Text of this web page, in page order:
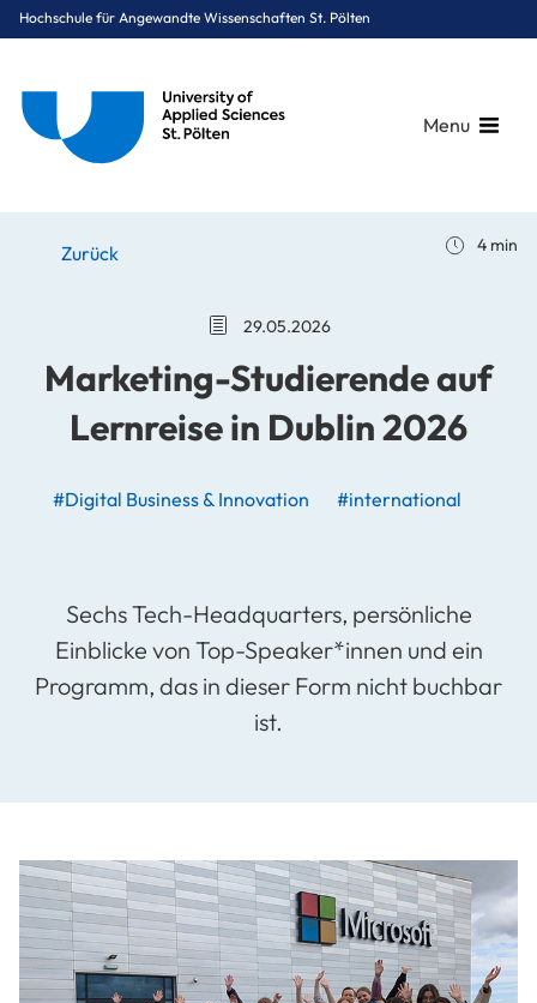
Hochschule für Angewandte Wissenschaften St. Pölten
Menu
Studierende auf Lernreise in Dublin 2026
Zurück 4 min
Marketing-Studierende auf
Lernreise in Dublin 2026
#Digital Business & Innovation #international
29.05.2026
Sechs Tech-Headquarters, persönliche
Einblicke von Top-Speaker*innen und ein
Programm, das in dieser Form nicht buchbar
ist.